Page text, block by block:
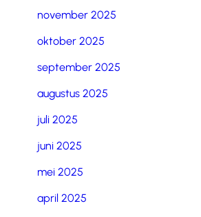
november 2025
oktober 2025
september 2025
augustus 2025
juli 2025
juni 2025
mei 2025
april 2025